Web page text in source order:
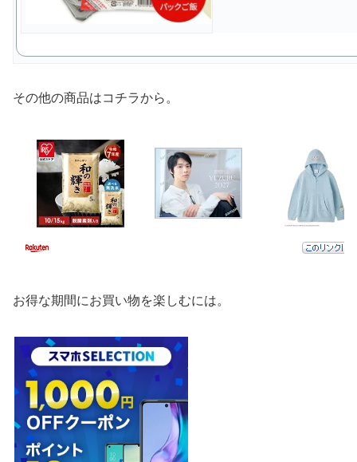
その他の商品はコチラから。
お得な期間にお買い物を楽しむには。